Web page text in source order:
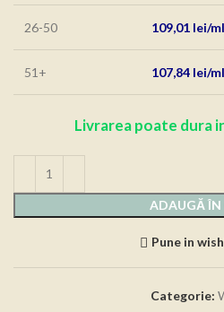
26-50 109,01 lei
51+ 107,84 lei
Livrarea poate dura
ADAUGĂ ÎN
Pune in
Categorie: